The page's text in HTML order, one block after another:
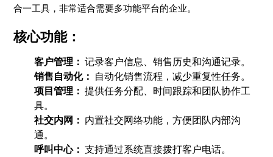
合一工具，非常适合需要多功能平台的企业。
核心功能：
客户管理： 记录客户信息、销售历史和沟通记录。
销售自动化： 自动化销售流程，减少重复性任务。
项目管理： 提供任务分配、时间跟踪和团队协作工
具。
社交内网： 内置社交网络功能，方便团队内部沟
通。
呼叫中心： 支持通过系统直接拨打客户电话。